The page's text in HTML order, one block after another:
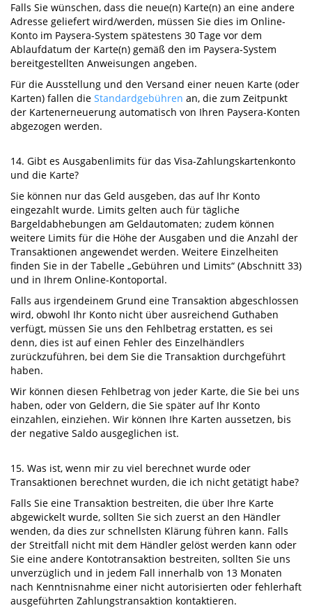
Falls Sie wünschen, dass die neue(n) Karte(n) an eine andere
Adresse geliefert wird/werden, müssen Sie dies im Online-
Konto im Paysera-System spätestens 30 Tage vor dem
Ablaufdatum der Karte(n) gemäß den im Paysera-System
bereitgestellten Anweisungen angeben.
Für die Ausstellung und den Versand einer neuen Karte (oder
Karten) fallen die Standardgebühren an, die zum Zeitpunkt
der Kartenerneuerung automatisch von Ihren Paysera-Konten
abgezogen werden.
14. Gibt es Ausgabenlimits für das Visa-Zahlungskartenkonto
und die Karte?
Sie können nur das Geld ausgeben, das auf Ihr Konto
eingezahlt wurde. Limits gelten auch für tägliche
Bargeldabhebungen am Geldautomaten; zudem können
weitere Limits für die Höhe der Ausgaben und die Anzahl der
Transaktionen angewendet werden. Weitere Einzelheiten
finden Sie in der Tabelle „Gebühren und Limits“ (Abschnitt 33)
und in Ihrem Online-Kontoportal.
Falls aus irgendeinem Grund eine Transaktion abgeschlossen
wird, obwohl Ihr Konto nicht über ausreichend Guthaben
verfügt, müssen Sie uns den Fehlbetrag erstatten, es sei
denn, dies ist auf einen Fehler des Einzelhändlers
zurückzuführen, bei dem Sie die Transaktion durchgeführt
haben.
Wir können diesen Fehlbetrag von jeder Karte, die Sie bei uns
haben, oder von Geldern, die Sie später auf Ihr Konto
einzahlen, einziehen. Wir können Ihre Karten aussetzen, bis
der negative Saldo ausgeglichen ist.
15. Was ist, wenn mir zu viel berechnet wurde oder
Transaktionen berechnet wurden, die ich nicht getätigt habe?
Falls Sie eine Transaktion bestreiten, die über Ihre Karte
abgewickelt wurde, sollten Sie sich zuerst an den Händler
wenden, da dies zur schnellsten Klärung führen kann. Falls
der Streitfall nicht mit dem Händler gelöst werden kann oder
Sie eine andere Kontotransaktion bestreiten, sollten Sie uns
unverzüglich und in jedem Fall innerhalb von 13 Monaten
nach Kenntnisnahme einer nicht autorisierten oder fehlerhaft
ausgeführten Zahlungstransaktion kontaktieren.